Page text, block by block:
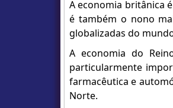
A economia britânica
é também o nono
globalizadas do
A economia do
particularmente
farmacêutica e
Norte.